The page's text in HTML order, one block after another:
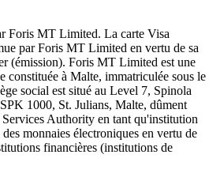
Foris MT Limited. La carte Visa
par Foris MT Limited en vertu de sa
(émission). Foris MT Limited est une
constituée à Malte, immatriculée sous le
social est situé au Level 7, Spinola
1000, St. Julians, Malte, dûment
Authority en tant qu'institution
monnaies électroniques en vertu de
financières (institutions de